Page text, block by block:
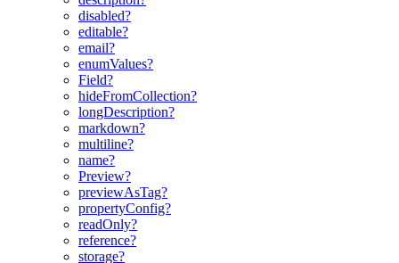
disabled?
editable?
email?
enumValues?
Field?
hideFromCollection?
longDescription?
markdown?
multiline?
name?
Preview?
previewAsTag?
propertyConfig?
readOnly?
reference?
storage?